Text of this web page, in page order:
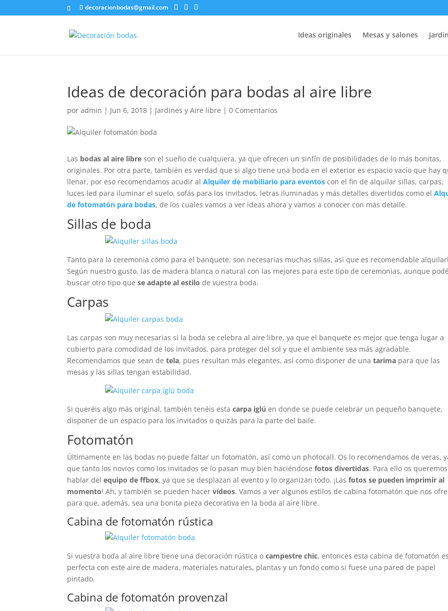
decoracionbodas@gmail.com
Ideas originales Mesas y salones
Ideas de decoración para bodas al aire libre
poradmin | Jun 6, 2018 | Jardines y Aire libre |0 Comentarios
Las bodas al aire libre son el sueño de cualquiera, ya que ofrecen un sinfín de posibilidades de lo más bonitas,
originales. Por otra parte, también es verdad que si algo tiene una boda en el exterior es espacio vacío que hay
llenar, por eso recomendamos acudir alAlquiler de mobiliario para eventos con el fin de alquilar sillas, carpas,
luces led para iluminar el suelo, sofás para los invitados, letras iluminadas y más detalles divertidos como el
de fotomatón para bodas, de los cuales vamos a ver ideas ahora y vamos a conocer con más detalle.
Sillas de boda
Tanto para la ceremonia como para el banquete, son necesarias muchas sillas, así que es recomendable
Según nuestro gusto, las de madera blanca o natural con las mejores para este tipo de ceremonias, aunque
buscar otro tipo quese adapte al estilo de vuestra boda.
Carpas
Las carpas son muy necesarias si la boda se celebra al aire libre, ya que el banquete es mejor que tenga lugar a
cubierto para comodidad de los invitados, para proteger del sol y que el ambiente sea más agradable.
Recomendamos que sean detela, pues resultan más elegantes, así como disponer de unatarima para que las
mesas y las sillas tengan estabilidad.
Si queréis algo más original, también tenéis estacarpa iglú en donde se puede celebrar un pequeño banquete,
disponer de un espacio para los invitados o quizás para la parte del baile.
Fotomatón
Últimamente en las bodas no puede faltar un fotomatón, así como un photocall. Os lo recomendamos de veras,
que tanto los novios como los invitados se lo pasan muy bien haciéndosefotos divertidas. Para ello os queremos
hablar delequipo de ffbox, ya que se desplazan al evento y lo organizan todo. ¡Lasfotos se pueden imprimir al
momento! Ah, y también se pueden hacervídeos. Vamos a ver algunos estilos de cabina fotomatón que nos
para que, además, sea una bonita pieza decorativa en la boda al aire libre.
Cabina de fotomatón rústica
Si vuestra boda al aire libre tiene una decoración rústica ocampestre chic, entonces esta cabina de fotomatón
perfecta con este aire de madera, materiales naturales, plantas y un fondo como si fuese una pared de papel
pintado.
Cabina de fotomatón provenzal